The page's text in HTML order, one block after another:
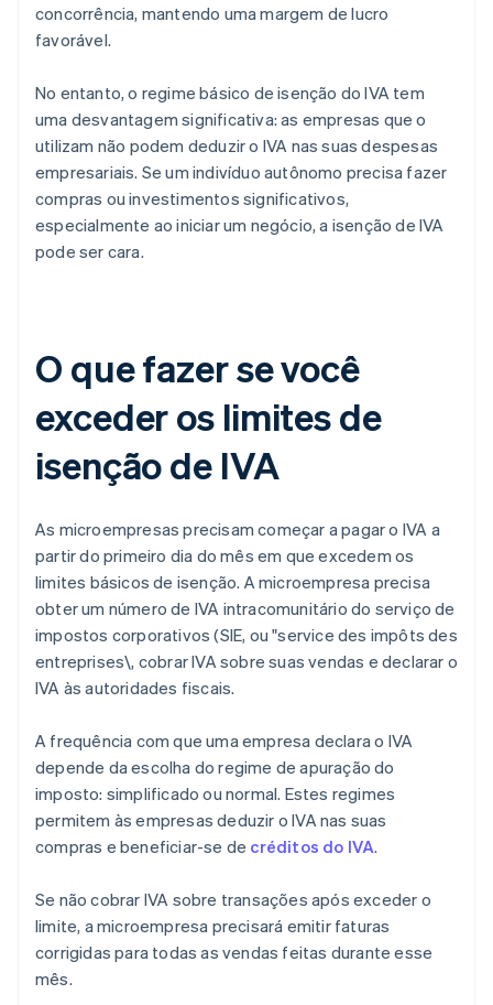
concorrência, mantendo uma margem de lucro
favorável.
No entanto, o regime básico de isenção do IVA tem
uma desvantagem significativa: as empresas que o
utilizam não podem deduzir o IVA nas suas despesas
empresariais. Se um indivíduo autônomo precisa fazer
compras ou investimentos significativos,
especialmente ao iniciar um negócio, a isenção de IVA
pode ser cara.
O que fazer se você
exceder os limites de
isenção de IVA
As microempresas precisam começar a pagar o IVA a
partir do primeiro dia do mês em que excedem os
limites básicos de isenção. A microempresa precisa
obter um número de IVA intracomunitário do serviço de
impostos corporativos (SIE, ou "service des impôts des
entreprises\, cobrar IVA sobre suas vendas e declarar o
IVA às autoridades fiscais.
A frequência com que uma empresa declara o IVA
depende da escolha do regime de apuração do
imposto: simplificado ou normal. Estes regimes
permitem às empresas deduzir o IVA nas suas
compras e beneficiar-se de créditos do IVA.
Se não cobrar IVA sobre transações após exceder o
limite, a microempresa precisará emitir faturas
corrigidas para todas as vendas feitas durante esse
mês.